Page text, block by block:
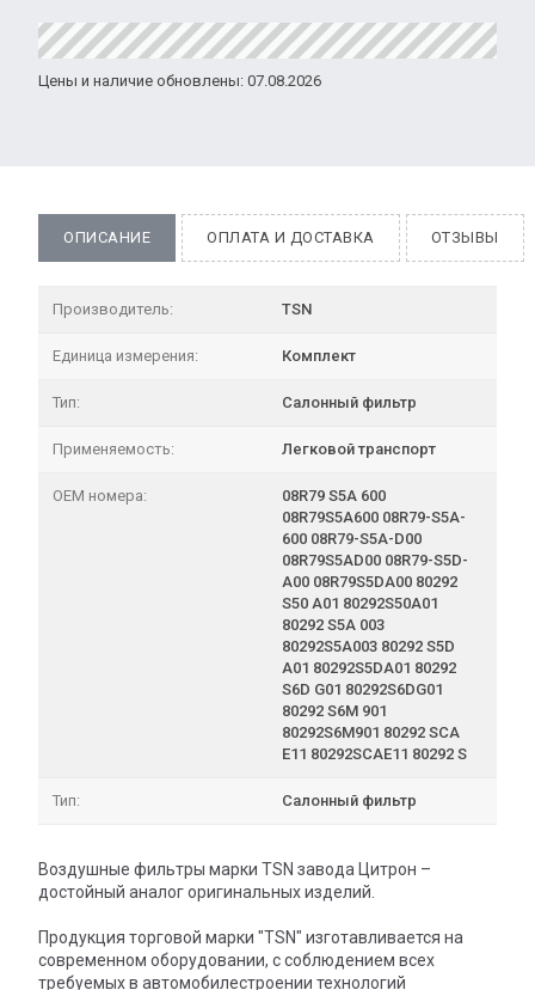
Цены и наличие обновлены: 07.08.2026
ОПИСАНИЕ ОПЛАТА И ДОСТАВКА ОТЗЫВЫ
Производитель: TSN
Единица измерения: Комплект
Тип: Салонный фильтр
Применяемость: Легковой транспорт
OEM номера:
08R79 S5A 600
08R79S5A600 08R79-S5A-
600 08R79-S5A-D00
08R79S5AD00 08R79-S5D-
A00 08R79S5DA00 80292
S50 A01 80292S50A01
80292 S5A 003
80292S5A003 80292 S5D
A01 80292S5DA01 80292
S6D G01 80292S6DG01
80292 S6M 901
80292S6M901 80292 SCA
E11 80292SCAE11 80292 S
Тип: Салонный фильтр
Воздушные фильтры марки TSN завода Цитрон –
достойный аналог оригинальных изделий.
Продукция торговой марки "TSN" изготавливается на
современном оборудовании, с соблюдением всех
требуемых в автомобилестроении технологий